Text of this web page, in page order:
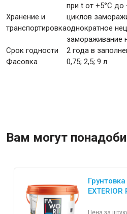
Хранение и
транспортировка
при t от +5°С до
циклов
однократное
замораживание
Срок годности
2 года в
Фасовка
0,75; 2,5; 9 л
Вам могут
EXTERIOR
Цена за